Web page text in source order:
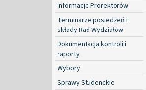
Informacje Prorektorów
Terminarze posiedzeń i
składy Rad Wydziałów
Dokumentacja kontroli i
raporty
Wybory
Sprawy Studenckie